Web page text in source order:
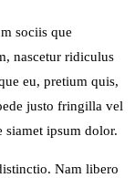
sociis que
nascetur ridiculus
eu, pretium quis,
justo fringilla vel
siamet ipsum dolor.
Nam libero